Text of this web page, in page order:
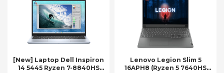
[New] Laptop Dell Inspiron
14 5445 Ryzen 7-8840HS
Lenovo Legion Slim 5
16APH8 (Ryzen 5 7640HS